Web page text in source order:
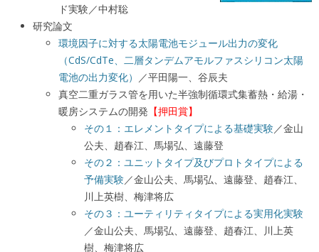
ド実験／中村聡
研究論文
環境因子に対する太陽電池モジュール出力の変化
（CdS/CdTe、二層タンデムアモルファスシリコン太陽
電池の出力変化） ／平田陽一、谷辰夫
真空二重ガラス管を用いた半強制循環式集蓄熱・給湯・
暖房システムの開発 【押田賞】
その１：エレメントタイプによる基礎実験／金山
公夫、趙春江、馬場弘、遠藤登
その２：ユニットタイプ及びプロトタイプによる
予備実験／金山公夫、馬場弘、遠藤登、趙春江、
川上英樹、梅津将広
その３：ユーティリティタイプによる実用化実験
／金山公夫、馬場弘、遠藤登、趙春江、川上英
樹、梅津将広